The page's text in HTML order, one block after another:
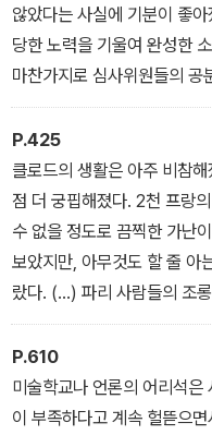
서 두 여인의 살결이 아름답
은색의 대비를 넣을 필요를
입은 신사를 그려 넣었다. 신
내보일 뿐이었다.
않았다는 사실에 기분이 좋
당한 노력을 기울여 완성한
마찬가지로 심사위원들의 공
사이에서는 술주정뱅이가 빗
다가 그가 입선하기 위해 미
하고 있다는 말까지 나돌았
짖었다. 그는 작품이 되돌아
다. 이번 그림은 그냥 칼로 찢
버리고 나서야 속이 풀렸다.
P.425
클로드의 생활은 아주 비참
점 더 궁핍해졌다. 2천 프랑
수 없을 정도로 끔찍한 가난
보았지만, 아무것도 할 줄 아
랐다. (…) 파리 사람들의 조
았다. 그는 몇몇 친구들과 더
기도 했지만, 사람들은 무지
보고 아주 즐거워하며 그를
렀다.
P.610
미술학교나 언론의 어리석은
이 부족하다고 계속 헐뜯으